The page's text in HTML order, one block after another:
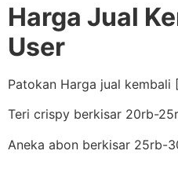
Harga Jual
User
Patokan Harga jual kembali
Teri crispy berkisar 20rb-
Aneka abon berkisar 25rb-